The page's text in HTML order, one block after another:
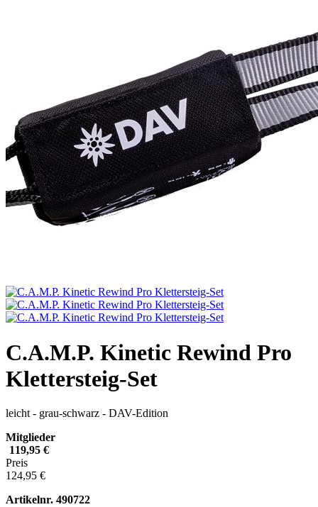
C.A.M.P. Kinetic Rewind Pro
Klettersteig-Set
leicht - grau-schwarz - DAV-Edition
Mitglieder
119,95 €
Preis
124,95 €
Artikelnr. 490722